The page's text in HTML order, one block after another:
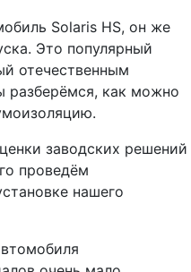
Solaris HS, он же
Это популярный
отечественным
разберёмся, как можно
заводских решений
проведём
нашего